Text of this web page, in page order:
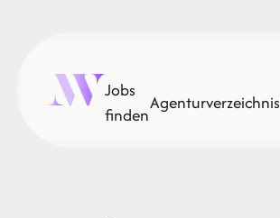
Jobs
finden
Agenturverzeichnis